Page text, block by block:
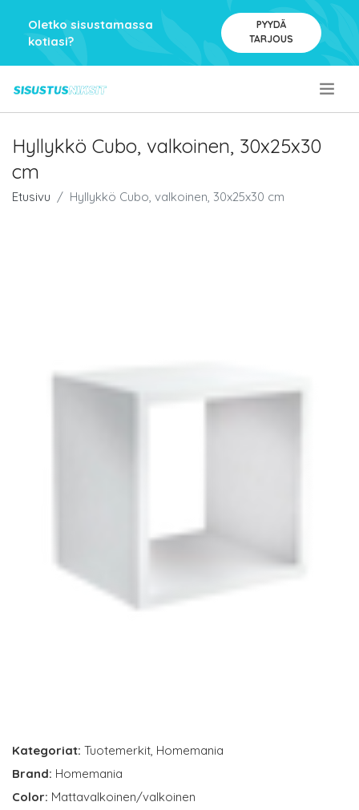
Oletko sisustamassa
kotiasi?
PYYDÄ
TARJOUS
Hyllykkö Cubo, valkoinen, 30x25x30
cm
Etusivu Hyllykkö Cubo, valkoinen, 30x25x30 cm
Kategoriat: Tuotemerkit, Homemania
Brand: Homemania
Color: Mattavalkoinen/valkoinen